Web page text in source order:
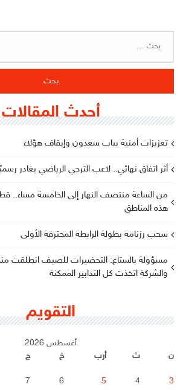
أحدث المقالات
تعزيزات أمنية بباب سعدون وإيقاف هؤلاء
أثر اتفاق نهائي.. لاعب الترجي الرياضي يغادر
من الساعة منتصف النهار إلى الخامسة مساء..
هذه المناطق
سحب رزنامة بطولة الرابطة المحترفة الأولى
والشركة اتخذت كل التدابير الممكنة
التقويم
أغسطس 2026
ن
ث أرب خ ج
3
4
5
6
7